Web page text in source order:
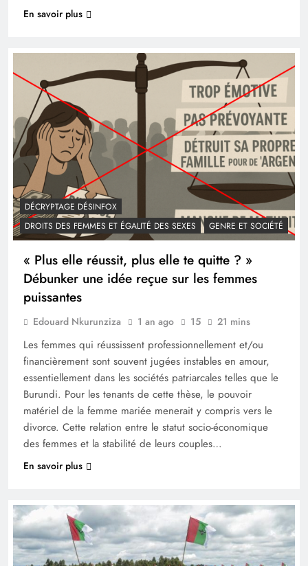
En savoir plus
DÉCRYPTAGE DÉSINFOX
DROITS DES FEMMES ET ÉGALITÉ DES SEXES
GENRE ET SOCIÉTÉ
« Plus elle réussit, plus elle te quitte ? »
Débunker une idée reçue sur les femmes
puissantes
Edouard Nkurunziza 1 an ago 15 21 mins
Les femmes qui réussissent professionnellement et/ou
financièrement sont souvent jugées instables en amour,
essentiellement dans les sociétés patriarcales telles que le
Burundi. Pour les tenants de cette thèse, le pouvoir
matériel de la femme mariée menerait y compris vers le
divorce. Cette relation entre le statut socio-économique
des femmes et la stabilité de leurs couples…
En savoir plus